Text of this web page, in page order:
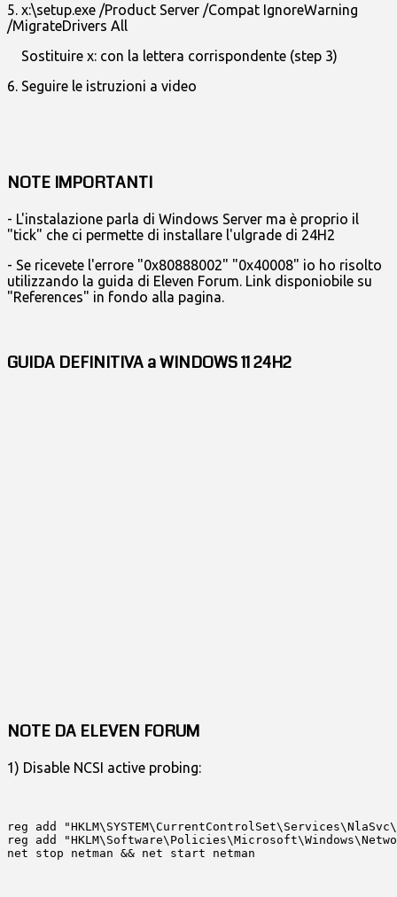
5. x:\setup.exe /Product Server /Compat IgnoreWarning
/MigrateDrivers All
Sostituire x: con la lettera corrispondente (step 3)
6. Seguire le istruzioni a video
NOTE IMPORTANTI
- L'instalazione parla di Windows Server ma è proprio il
"tick" che ci permette di installare l'ulgrade di 24H2
- Se ricevete l'errore "0x80888002" "0x40008" io ho risolto
utilizzando la guida di Eleven Forum. Link disponiobile su
"References" in fondo alla pagina.
GUIDA DEFINITIVA a WINDOWS 11 24H2
NOTE DA ELEVEN FORUM
1) Disable NCSI active probing:
reg add
reg add
net stop netman && net start netman